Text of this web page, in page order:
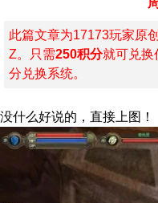
此篇文章为17173玩家原
Z。只需250积分就可兑换
分兑换系统。
没什么好说的，直接上图！